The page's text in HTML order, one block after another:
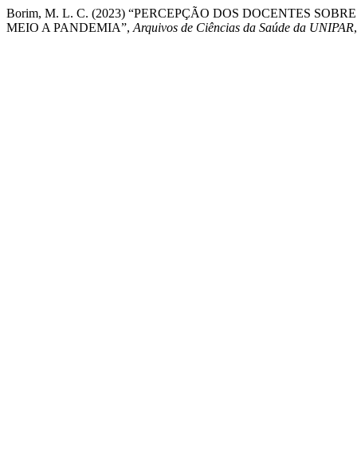
Borim, M. L. C. (2023) “PERCEPÇÃO DOS DOCENTES
MEIO A PANDEMIA”, Arquivos de Ciências da Saúde da UNIPAR